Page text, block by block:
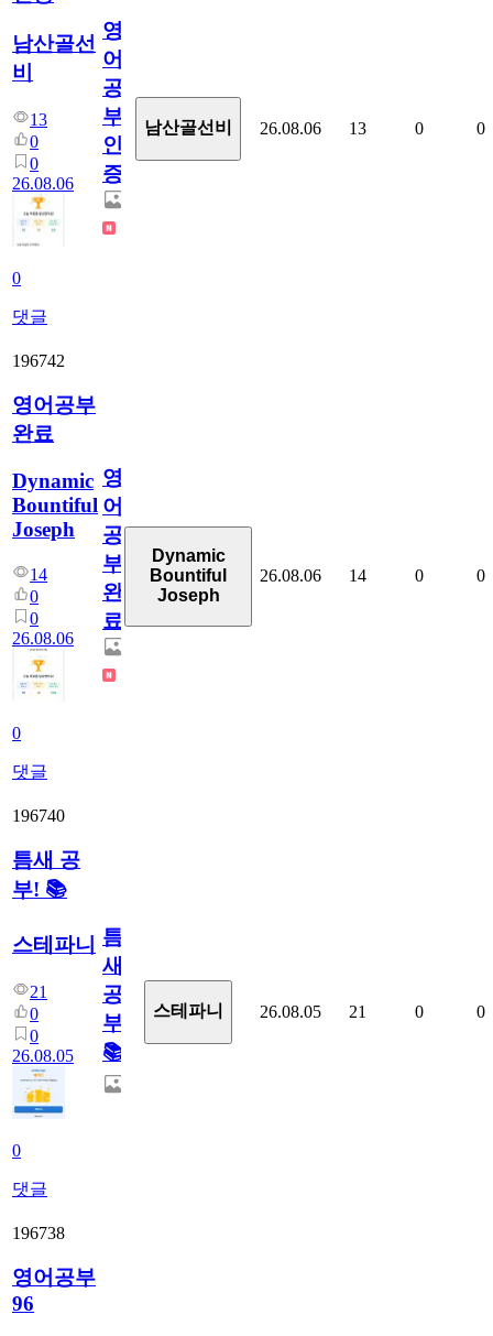
남산골선
비
13
0
0
26.08.06
0
댓글
영
어
공
부
인
증
남산골선비 26.08.06 13 0 0
196742
영어공부
완료
Dynamic
Bountiful
Joseph
14
0
0
26.08.06
0
댓글
영
어
공
부
완
료
Dynamic
Bountiful
Joseph
26.08.06 14 0 0
196740
틈새 공
부! 📚
스테파니
21
0
0
26.08.05
0
댓글
틈
새
공
부!
📚
스테파니 26.08.05 21 0 0
196738
영어공부
96